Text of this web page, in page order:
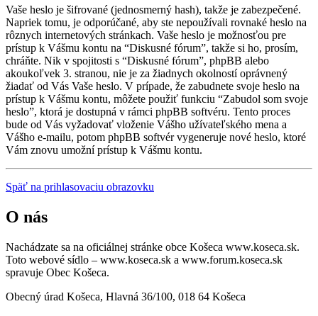
Vaše heslo je šifrované (jednosmerný hash), takže je zabezpečené.
Napriek tomu, je odporúčané, aby ste nepoužívali rovnaké heslo na
rôznych internetových stránkach. Vaše heslo je možnosťou pre
prístup k Vášmu kontu na “Diskusné fórum”, takže si ho, prosím,
chráňte. Nik v spojitosti s “Diskusné fórum”, phpBB alebo
akoukoľvek 3. stranou, nie je za žiadnych okolností oprávnený
žiadať od Vás Vaše heslo. V prípade, že zabudnete svoje heslo na
prístup k Vášmu kontu, môžete použiť funkciu “Zabudol som svoje
heslo”, ktorá je dostupná v rámci phpBB softvéru. Tento proces
bude od Vás vyžadovať vloženie Vášho užívateľského mena a
Vášho e-mailu, potom phpBB softvér vygeneruje nové heslo, ktoré
Vám znovu umožní prístup k Vášmu kontu.
Späť na prihlasovaciu obrazovku
O nás
Nachádzate sa na oficiálnej stránke obce Košeca www.koseca.sk.
Toto webové sídlo – www.koseca.sk a www.forum.koseca.sk
spravuje Obec Košeca.
Obecný úrad Košeca, Hlavná 36/100, 018 64 Košeca